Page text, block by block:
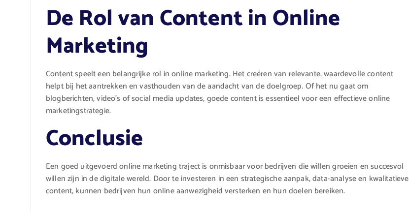
De Rol van Content in Online
Marketing
Content speelt een belangrijke rol in online marketing. Het creëren van relevante, waardevolle content
helpt bij het aantrekken en vasthouden van de aandacht van de doelgroep. Of het nu gaat om
blogberichten, video’s of social media updates, goede content is essentieel voor een effectieve online
marketingstrategie.
Conclusie
Een goed uitgevoerd online marketing traject is onmisbaar voor bedrijven die willen groeien en succesvol
willen zijn in de digitale wereld. Door te investeren in een strategische aanpak, data-analyse en kwalitatieve
content, kunnen bedrijven hun online aanwezigheid versterken en hun doelen bereiken.